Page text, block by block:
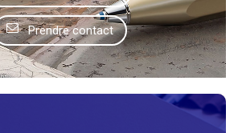
Prendre contact